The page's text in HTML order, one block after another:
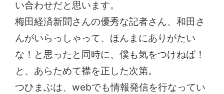
い合わせだと思います。
梅田経済新聞さんの優秀な記者さん、和田さ
んがいらっしゃって、ほんまにありがたい
な！と思ったと同時に、僕も気をつけねば！
と、あらためて襟を正した次第。
つひまぶは、webでも情報発信を行なってい